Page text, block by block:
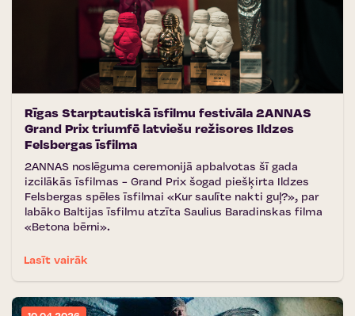
Rīgas Starptautiskā īsfilmu festivāla 2ANNAS
Grand Prix triumfē latviešu režisores Ildzes
Felsbergas īsfilma
2ANNAS noslēguma ceremonijā apbalvotas šī gada
izcilākās īsfilmas - Grand Prix šogad piešķirta Ildzes
Felsbergas spēles īsfilmai «Kur saulīte nakti guļ?», par
labāko Baltijas īsfilmu atzīta Saulius Baradinskas filma
«Betona bērni».
Lasīt vairāk